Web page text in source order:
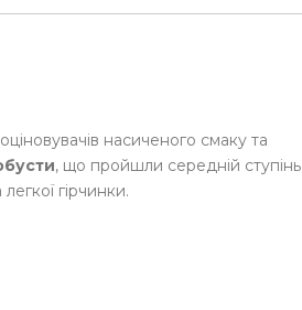
насиченого смаку та
, що пройшли середній ступінь
гірчинки.